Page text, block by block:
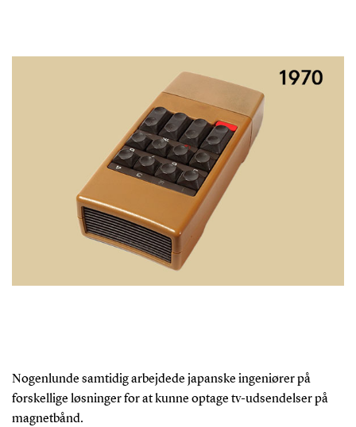
Nogenlunde samtidig arbejdede japanske ingeniører på
forskellige løsninger for at kunne optage tv-udsendelser på
magnetbånd.